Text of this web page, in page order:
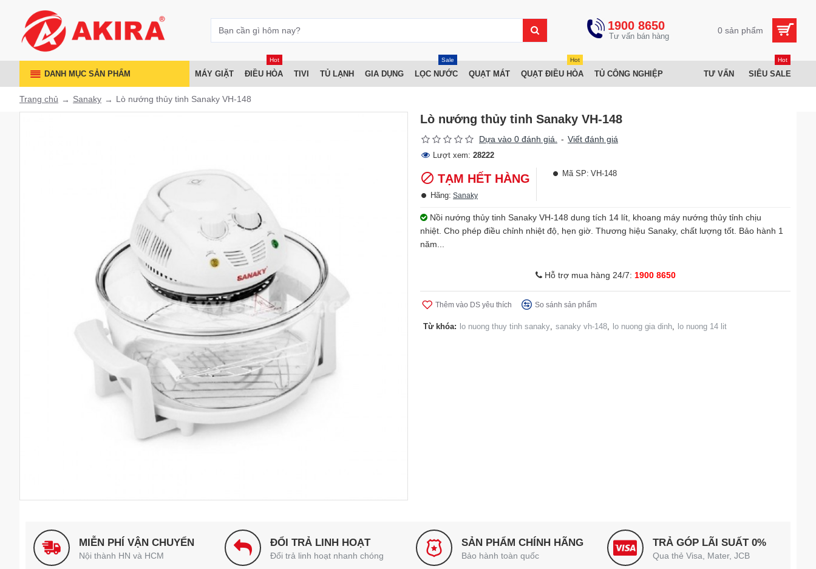
1900 8650 0 sản phẩm
DANH MỤC SẢN PHẨM MÁY GIẶT ĐIỀU HÒA
Hot
TIVI TỦ LẠNH GIA DỤNG LỌC NƯỚC
Sale
QUẠT MÁT QUẠT ĐIỀU HÒA
Hot
TỦ CÔNG NGHIỆP TƯ VẤN SIÊU SALE
Hot
Trang chủ Sanaky Lò nướng thủy tinh Sanaky VH-148
Lò nướng thủy tinh Sanaky VH-148
Dựa vào 0 đánh giá. - Viết đánh giá
Lượt xem: 28222
TẠM HẾT HÀNG
Hãng: Sanaky
Mã SP: VH-148
Nồi nướng thủy tinh Sanaky VH-148 dung tích 14 lít, khoang máy nướng thủy tỉnh chịu
nhiệt. Cho phép điều chỉnh nhiệt độ, hẹn giờ. Thương hiệu Sanaky, chất lượng tốt. Bảo hành 1
năm...
Hỗ trợ mua hàng 24/7: 1900 8650
Thêm vào DS yêu thích So sánh sản phẩm
Từ khóa: lo nuong thuy tinh sanaky, sanaky vh-148, lo nuong gia dinh, lo nuong 14 lit
MIỄN PHÍ VẬN CHUYỂN
Nội thành HN và HCM
ĐỔI TRẢ LINH HOẠT
Đổi trả linh hoạt nhanh chóng
SẢN PHẨM CHÍNH HÃNG
Bảo hành toàn quốc
TRẢ GÓP LÃI SUẤT 0%
Qua thẻ Visa, Mater, JCB